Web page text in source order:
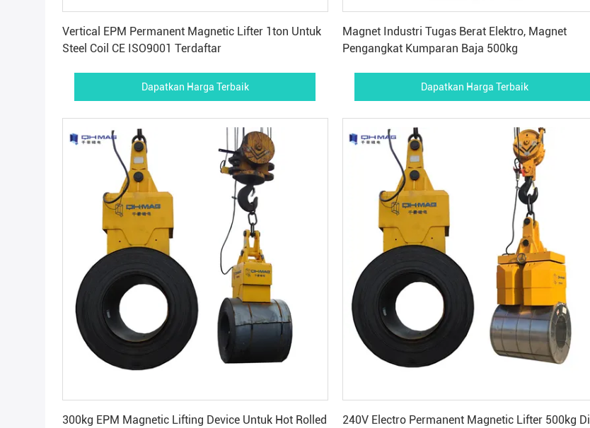
Vertical EPM Permanent Magnetic Lifter 1ton Untuk
Steel Coil CE ISO9001 Terdaftar
Dapatkan Harga Terbaik
Magnet Industri Tugas Berat Elektro, Magnet
Pengangkat Kumparan Baja 500kg
Dapatkan Harga Terbaik
300kg EPM Magnetic Lifting Device Untuk Hot Rolled
240V Electro Permanent Magnetic Lifter 500kg Di